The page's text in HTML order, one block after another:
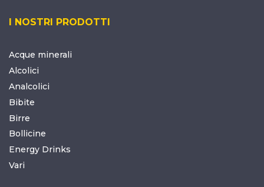
I NOSTRI PRODOTTI
Acque minerali
Alcolici
Analcolici
Bibite
Birre
Bollicine
Energy Drinks
Vari